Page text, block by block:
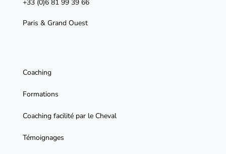
+33 (0)6 81 99 39 66
Paris & Grand Ouest
Coaching
Formations
Coaching facilité par le Cheval
Témoignages